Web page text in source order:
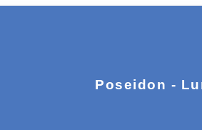
Poseidon -